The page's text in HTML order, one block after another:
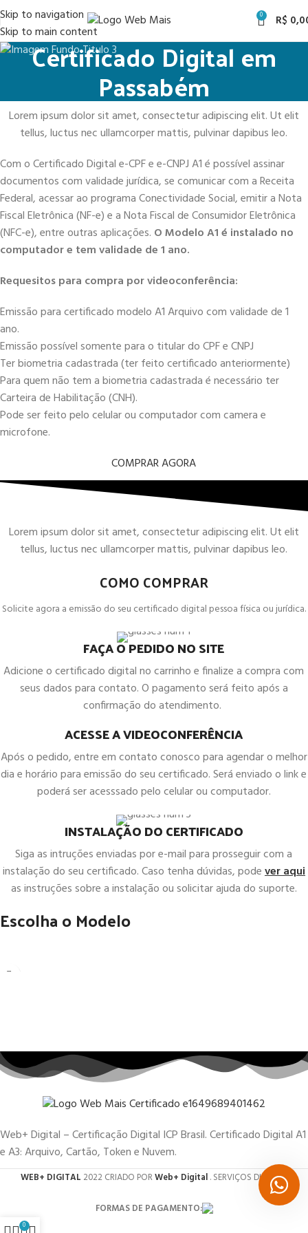
Skip to navigation
Skip to main content
0 R$
Certificado Digital em
Passabém
Lorem ipsum dolor sit amet, consectetur adipiscing elit. Ut elit
tellus, luctus nec ullamcorper mattis, pulvinar dapibus leo.
Com o Certificado Digital e-CPF e e-CNPJ A1 é possível assinar
documentos com validade jurídica, se comunicar com a Receita
Federal, acessar ao programa Conectividade Social, emitir a Nota
Fiscal Eletrônica (NF-e) e a Nota Fiscal de Consumidor Eletrônica
(NFC-e), entre outras aplicações. O Modelo A1 é instalado no
computador e tem validade de 1 ano.
Requesitos para compra por videoconferência:
Emissão para certificado modelo A1 Arquivo com validade de 1
ano.
Emissão possível somente para o titular do CPF e CNPJ
Ter biometria cadastrada (ter feito certificado anteriormente)
Para quem não tem a biometria cadastrada é necessário ter
Carteira de Habilitação (CNH).
Pode ser feito pelo celular ou computador com camera e
microfone.
COMPRAR AGORA
Lorem ipsum dolor sit amet, consectetur adipiscing elit. Ut elit
tellus, luctus nec ullamcorper mattis, pulvinar dapibus leo.
COMO COMPRAR
Solicite agora a emissão do seu certificado digital pessoa física ou jurídica.
FAÇA O PEDIDO NO SITE
Adicione o certificado digital no carrinho e finalize a compra com
seus dados para contato. O pagamento será feito após a
confirmação do atendimento.
ACESSE A VIDEOCONFERÊNCIA
Após o pedido, entre em contato conosco para agendar o melhor
dia e horário para emissão do seu certificado. Será enviado o link e
poderá ser acesssado pelo celular ou computador.
INSTALAÇÃO DO CERTIFICADO
Siga as intruções enviadas por e-mail para prosseguir com a
instalação do seu certificado. Caso tenha dúvidas, podever aqui
as instruções sobre a instalação ou solicitar ajuda do suporte.
Escolha o Modelo
Web+ Digital – Certificação Digital ICP Brasil. Certificado Digital A1
e A3: Arquivo, Cartão, Token e Nuvem.
WEB+ DIGITAL 2022 CRIADO PORWeb+ Digital. SERVIÇOS DIGITAIS.
FORMAS DE PAGAMENTO:
0